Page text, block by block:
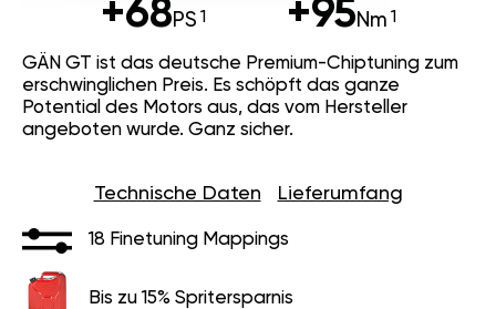
+68PS +95Nm
GÄN GT ist das deutsche Premium-Chiptuning zum
erschwinglichen Preis. Es schöpft das ganze
Potential des Motors aus, das vom Hersteller
angeboten wurde. Ganz sicher.
Technische Daten Lieferumfang
18 Finetuning Mappings
Bis zu 15% Spritersparnis